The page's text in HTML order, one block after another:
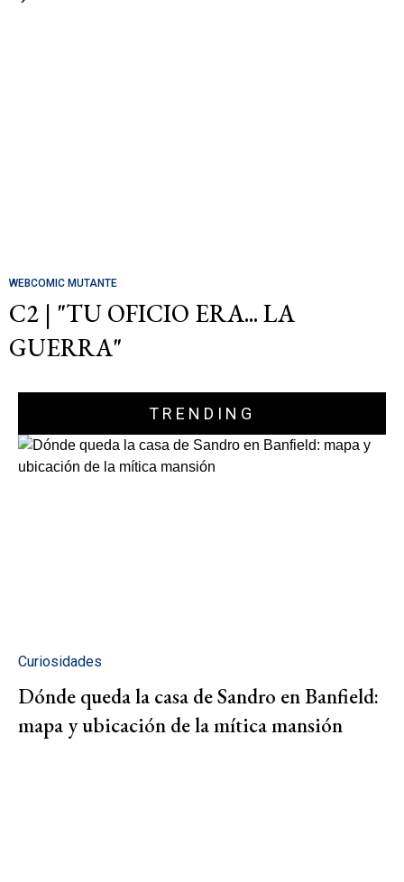
WEBCOMIC MUTANTE
C2 | "TU OFICIO ERA... LA
GUERRA"
TRENDING
Curiosidades
Dónde queda la casa de Sandro en Banfield:
mapa y ubicación de la mítica mansión